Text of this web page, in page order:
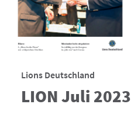
Lions Deutschland
LION Juli 2023